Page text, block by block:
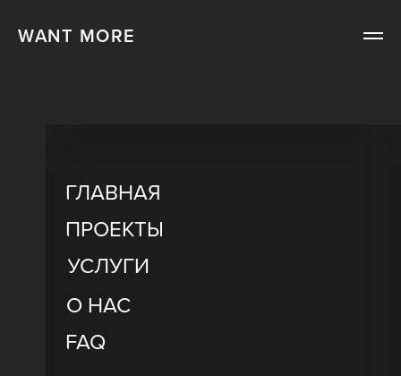
ГЛАВНАЯ
ПРОЕКТЫ
УСЛУГИ
О НАС
FAQ
WANT MORE